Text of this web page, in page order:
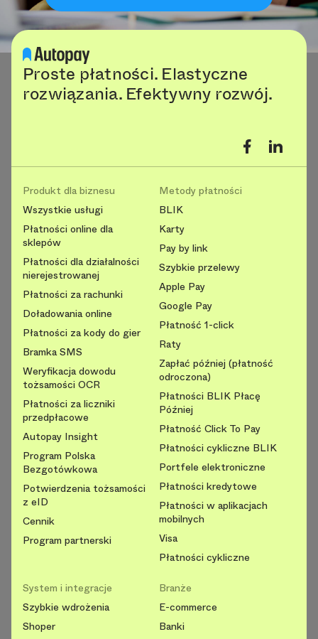
Proste płatności. Elastyczne
rozwiązania. Efektywny rozwój.
Produkt dla biznesu
Wszystkie usługi
Płatności online dla
sklepów
Płatności dla działalności
nierejestrowanej
Płatności za rachunki
Doładowania online
Płatności za kody do gier
Bramka SMS
Weryfikacja dowodu
tożsamości OCR
Płatności za liczniki
przedpłacowe
Autopay Insight
Program Polska
Bezgotówkowa
Potwierdzenia tożsamości
z eID
Cennik
Program partnerski
Metody płatności
BLIK
Karty
Pay by link
Szybkie przelewy
Apple Pay
Google Pay
Płatność 1-click
Raty
Zapłać później (płatność
odroczona)
Płatności BLIK Płacę
Później
Płatność Click To Pay
Płatności cykliczne BLIK
Portfele elektroniczne
Płatności kredytowe
Płatności w aplikacjach
mobilnych
Visa
Płatności cykliczne
System i integracje
Szybkie wdrożenia
Shoper
Branże
E-commerce
Banki